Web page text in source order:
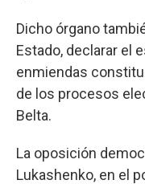
Dicho órgano
Estado, declarar el
enmiendas
de los procesos
Belta.
La oposición
Lukashenko, en el